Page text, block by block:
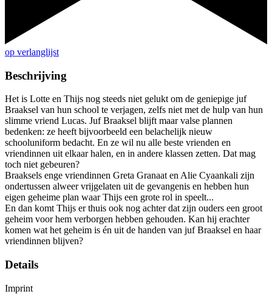
op verlanglijst
Beschrijving
Het is Lotte en Thijs nog steeds niet gelukt om de geniepige juf
Braaksel van hun school te verjagen, zelfs niet met de hulp van hun
slimme vriend Lucas. Juf Braaksel blijft maar valse plannen
bedenken: ze heeft bijvoorbeeld een belachelijk nieuw
schooluniform bedacht. En ze wil nu alle beste vrienden en
vriendinnen uit elkaar halen, en in andere klassen zetten. Dat mag
toch niet gebeuren?
Braaksels enge vriendinnen Greta Granaat en Alie Cyaankali zijn
ondertussen alweer vrijgelaten uit de gevangenis en hebben hun
eigen geheime plan waar Thijs een grote rol in speelt...
En dan komt Thijs er thuis ook nog achter dat zijn ouders een groot
geheim voor hem verborgen hebben gehouden. Kan hij erachter
komen wat het geheim is én uit de handen van juf Braaksel en haar
vriendinnen blijven?
Details
Imprint